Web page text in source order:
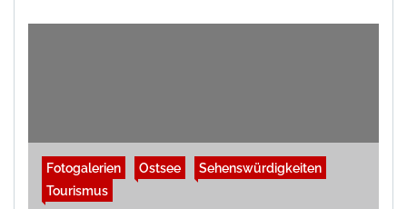
Fotogalerien Ostsee
Sehenswürdigkeiten
Tourismus